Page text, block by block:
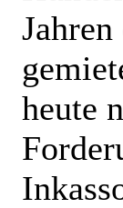
heute